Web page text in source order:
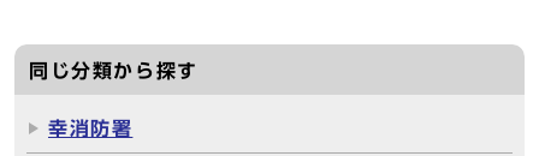
同じ分類から探す
幸消防署